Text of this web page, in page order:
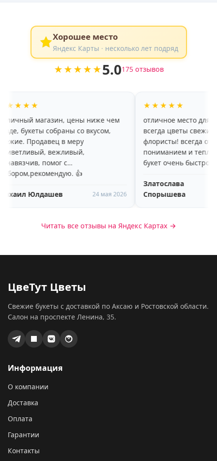
Хорошее место
Яндекс Карты · несколько лет подряд
★★★★★5.0175 отзывов
цены ниже чем
собраны со вкусом,
в меру
вежливый,
помог с
👍
24 мая 2026
★★★★★
отличное место для покупки
всегда цветы свежие и добрые
флористы! всегда относятся с
пониманием и теплотой!
букет очень быстро!
Златослава
Спорышева
Читать все отзывы на Яндекс Картах →
ЦвеТут Цветы
Свежие букеты с доставкой по Аксаю и Ростовской области.
Салон на проспекте Ленина, 35.
Информация
О компании
Доставка
Оплата
Гарантии
Контакты